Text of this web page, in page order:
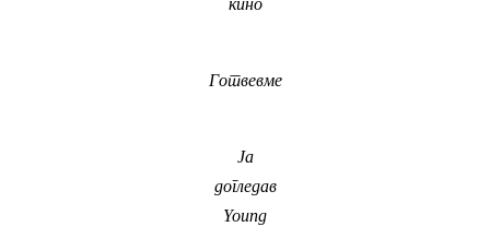
кино
Готвевме
Ја
догледав
Young